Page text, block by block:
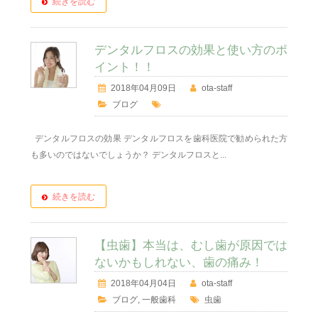
デンタルフロスの効果と使い方のポ
イント！！
2018年04月09日
ota-staff
ブログ
デンタルフロスの効果 デンタルフロスを歯科医院で勧められた方
も多いのではないでしょうか？ デンタルフロスと...
続きを読む
【虫歯】本当は、むし歯が原因では
ないかもしれない、歯の痛み！
2018年04月04日
ota-staff
ブログ, 一般歯科 虫歯